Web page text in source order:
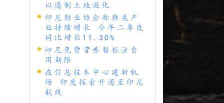
以遏制土地退化
印尼鞋业协会称鞋类产
业持续增长 今年二季度
同比增长11.30%
印尼免费营养餐标注食
用期限
在信息技术中心建新机
场 印度探索开通至印尼
航线